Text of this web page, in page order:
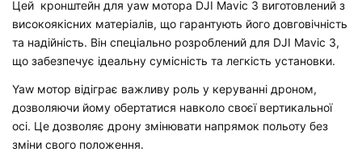
Цей кронштейн для yaw мотора DJI Mavic 3 виготовлений з
високоякісних матеріалів, що гарантують його довговічність
та надійність. Він спеціально розроблений для DJI Mavic 3,
що забезпечує ідеальну сумісність та легкість установки.
Yaw мотор відіграє важливу роль у керуванні дроном,
дозволяючи йому обертатися навколо своєї вертикальної
осі. Це дозволяє дрону змінювати напрямок польоту без
зміни свого положення.